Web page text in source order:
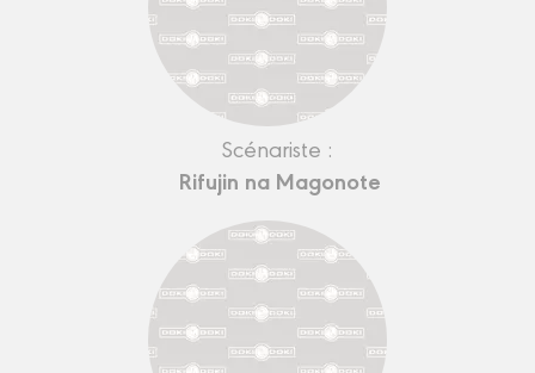
Scénariste :
Rifujin na Magonote